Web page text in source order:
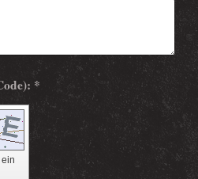
Captcha (Spam-Schutz-Code): *